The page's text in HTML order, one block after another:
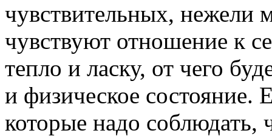
чувствительных,
чувствуют отношение к
тепло и ласку, от чего
и физическое состояние.
которые надо